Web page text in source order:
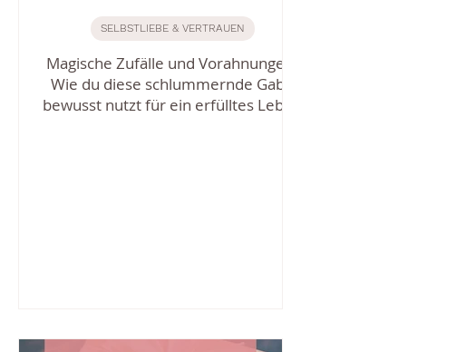
Magische Zufälle und Vorahnungen:
Wie du diese schlummernde Gabe
bewusst nutzt für ein erfülltes Leben
SELBSTLIEBE & VERTRAUEN